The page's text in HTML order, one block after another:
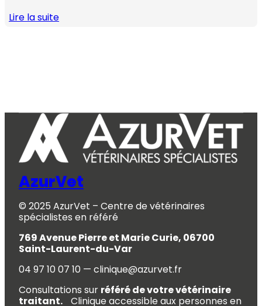
Lire la suite
AzurVet
© 2025 AzurVet – Centre de vétérinaires
spécialistes en référé
769 Avenue Pierre et Marie Curie, 06700
Saint-Laurent-du-Var
04 97 10 07 10 — clinique@azurvet.fr
Consultations sur référé de votre vétérinaire
traitant. Clinique accessible aux personnes en